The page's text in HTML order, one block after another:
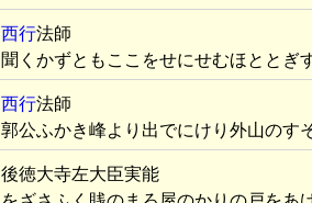
西行法師
聞くかずともここをせにせむほととぎ
西行法師
郭公ふかき峰より出でにけり外山のす
後徳大寺左大臣実能